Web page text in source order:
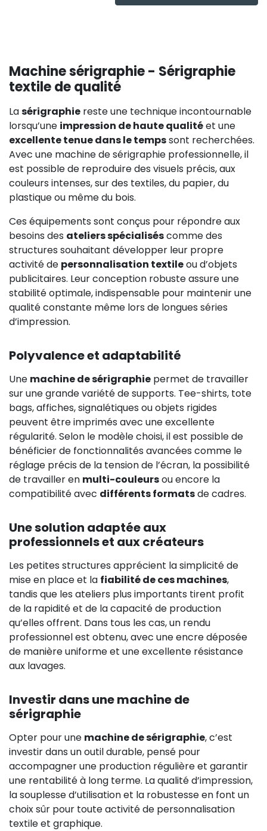
Machine sérigraphie - Sérigraphie
textile de qualité
Lasérigraphie reste une technique incontournable
lorsqu’une impression de haute qualitéet une
excellente tenue dans le tempssont recherchées.
Avec une machine de sérigraphie professionnelle, il
est possible de reproduire des visuels précis, aux
couleurs intenses, sur des textiles, du papier, du
plastique ou même du bois.
Ces équipements sont conçus pour répondre aux
besoins des ateliers spécialiséscomme des
structures souhaitant développer leur propre
activité de personnalisation textileou d’objets
publicitaires. Leur conception robuste assure une
stabilité optimale, indispensable pour maintenir une
qualité constante même lors de longues séries
d’impression.
Polyvalence et adaptabilité
Une machine de sérigraphie permet de travailler
sur une grande variété de supports. Tee-shirts, tote
bags, affiches, signalétiques ou objets rigides
peuvent être imprimés avec une excellente
régularité. Selon le modèle choisi, il est possible de
bénéficier de fonctionnalités avancées comme le
réglage précis de la tension de l’écran, la possibilité
de travailler en multi-couleursou encore la
compatibilité avec différents formatsde cadres.
Une solution adaptée aux
professionnels et aux créateurs
Les petites structures apprécient la simplicité de
mise en place et la fiabilité de ces machines,
tandis que les ateliers plus importants tirent profit
de la rapidité et de la capacité de production
qu’elles offrent. Dans tous les cas, un rendu
professionnel est obtenu, avec une encre déposée
de manière uniforme et une excellente résistance
aux lavages.
Investir dans une machine de
sérigraphie
Opter pour une machine de sérigraphie, c’est
investir dans un outil durable, pensé pour
accompagner une production régulière et garantir
une rentabilité à long terme. La qualité d’impression,
la souplesse d’utilisation et la robustesse en font un
choix sûr pour toute activité de personnalisation
textile et graphique.